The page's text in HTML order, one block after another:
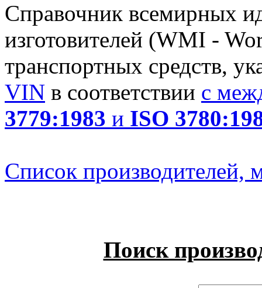
Справочник всемирных
изготовителей (WMI -
транспортных средств,
VIN в соответствии с
3779:1983 и ISO
Список производителей,
Поиск